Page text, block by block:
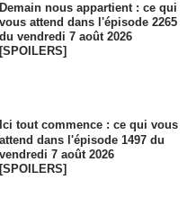
Demain nous appartient : ce qui
vous attend dans l'épisode 2265
du vendredi 7 août 2026
[SPOILERS]
Ici tout commence : ce qui vous
attend dans l'épisode 1497 du
vendredi 7 août 2026
[SPOILERS]